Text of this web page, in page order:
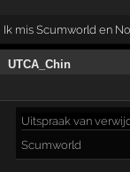
Ik mis Scumworld en
UTCA_Chin
Uitspraak van
Scumworld